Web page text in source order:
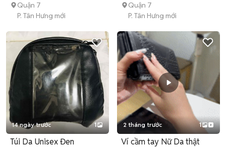
Quận 7
P. Tân Hưng mới
Quận 7
P. Tân Hưng mới
14 ngày trước 1
Túi Da Unisex Đen
2 tháng trước 1
Ví cầm tay Nữ Da thật